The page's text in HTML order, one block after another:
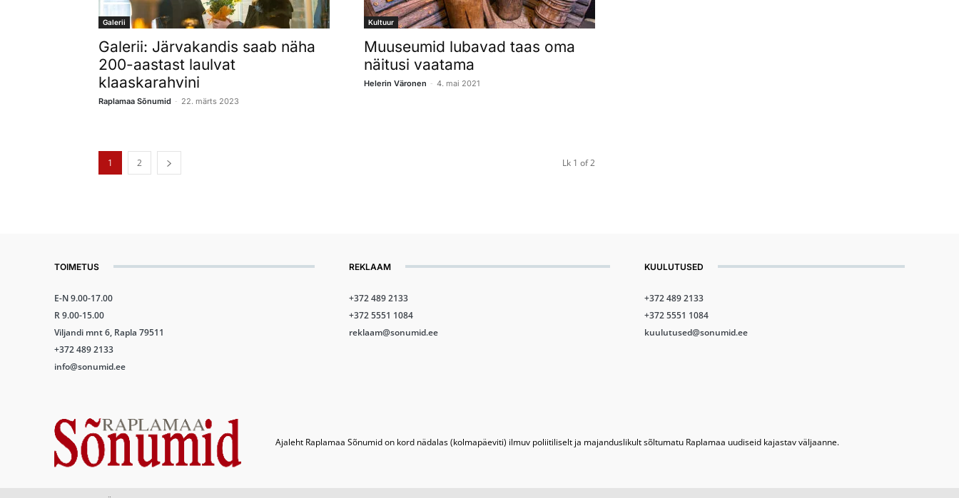
Galerii
Galerii: Järvakandis saab näha
200-aastast laulvat
klaaskarahvini
Raplamaa Sõnumid - 22. märts 2023
Kultuur
Muuseumid lubavad taas oma
näitusi vaatama
Helerin Väronen - 4. mai 2021
1 2 Lk 1 of 2
TOIMETUS
E-N 9.00-17.00
R 9.00-15.00
Viljandi mnt 6, Rapla 79511
+372 489 2133
info@sonumid.ee
REKLAAM
+372 489 2133
+372 5551 1084
reklaam@sonumid.ee
KUULUTUSED
+372 489 2133
+372 5551 1084
kuulutused@sonumid.ee
Ajaleht Raplamaa Sõnumid on kord nädalas (kolmapäeviti) ilmuv poliitiliselt ja majanduslikult sõltumatu Raplamaa uudiseid kajastav väljaanne.